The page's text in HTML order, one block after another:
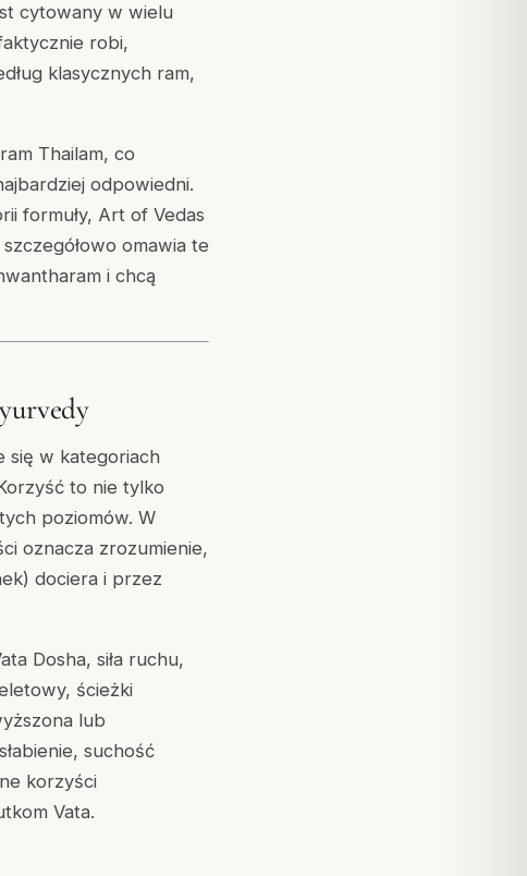
cytowany w wielu
robi,
klasycznych ram,
Thailam, co
odpowiedni.
formuły, Art of Vedas
omawia te
i chcą
się w kategoriach
to nie tylko
poziomów. W
oznacza zrozumienie,
dociera i przez
Dosha, siła ruchu,
ścieżki
lub
suchość
korzyści
Vata.